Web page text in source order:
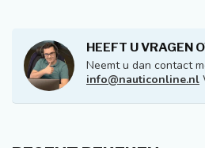
HEEFT U VRAGEN
Neemt u dan contact
info@nauticonline.nl